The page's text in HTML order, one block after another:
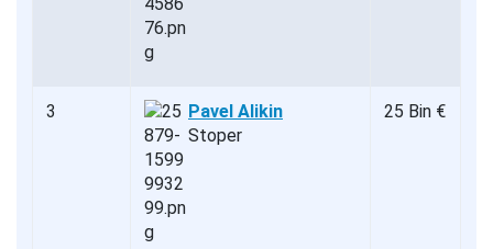
3
Pavel Alikin
Stoper
25 Bin €